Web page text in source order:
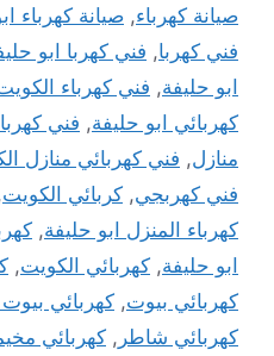
صيانة كهرباء, صيانة كهرباء
فني كهربا, فني كهربا ابو
ابو حليفة, فني كهرباء
كهربائي ابو حليفة, فني
منازل, فني كهربائي منازل
فني كهربجي, كربائي الكويت,
كهرباء المنزل ابو حليفة,
ابو حليفة, كهربائي الكويت,
كهربائي بيوت, كهربائي بيوت
كهربائي شاطر , كهربائي